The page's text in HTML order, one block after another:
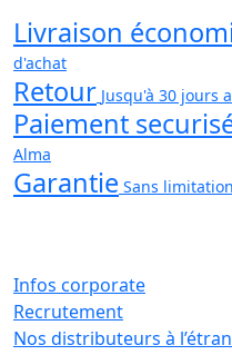
Livraison
d'achat
Retour Jusqu'à 30 jours
Paiement
Alma
Garantie Sans
Infos corporate
Recrutement
Nos distributeurs à